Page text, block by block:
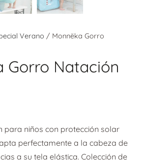
Verano / Monnëka Gorro
Gorro Natación
para niños con protección solar
perfectamente a la cabeza de
a su tela elástica. Colección de